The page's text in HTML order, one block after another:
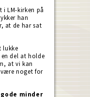
i LM-kirken på
han
at de har sat
lukke
del at holde
at vi kan
noget for
minder